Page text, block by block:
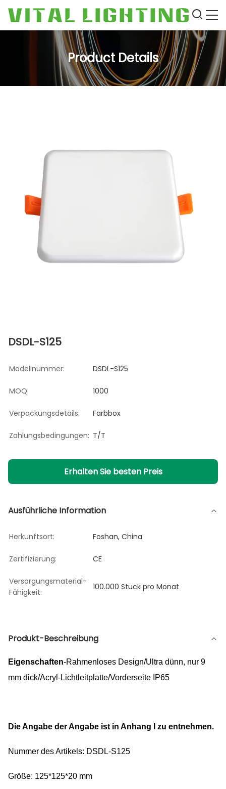
Product Details
DSDL-S125
Modellnummer: DSDL-S125
MOQ: 1000
Verpackungsdetails: Farbbox
Zahlungsbedingungen: T/T
Erhalten Sie besten Preis
Ausführliche Information
Herkunftsort: Foshan, China
Zertifizierung: CE
Versorgungsmaterial-
Fähigkeit:
100.000 Stück pro Monat
Produkt-Beschreibung
Eigenschaften-Rahmenloses Design/Ultra dünn, nur 9
mm dick/Acryl-Lichtleitplatte/Vorderseite IP65
Die Angabe der Angabe ist in Anhang I zu entnehmen.
Nummer des Artikels: DSDL-S125
Größe: 125*125*20 mm